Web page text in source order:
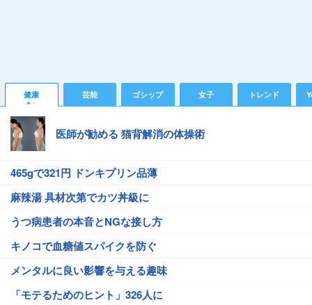
健康 芸能 ゴシップ 女子 トレンド
医師が勧める 猫背解消の体操術
465gで321円 ドンキプリン品薄
麻辣湯 具材次第でカツ丼級に
うつ病患者の本音とNGな接し方
キノコで血糖値スパイクを防ぐ
メンタルに良い影響を与える趣味
「モテるためのヒント」326人に